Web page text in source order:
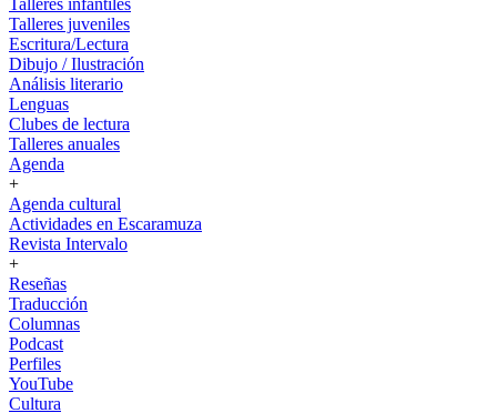
Talleres infantiles
Talleres juveniles
Escritura/Lectura
Dibujo / Ilustración
Análisis literario
Lenguas
Clubes de lectura
Talleres anuales
Agenda
+
Agenda cultural
Actividades en Escaramuza
Revista Intervalo
+
Reseñas
Traducción
Columnas
Podcast
Perfiles
YouTube
Cultura